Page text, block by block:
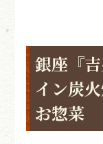
銀座『
イン炭
お惣菜